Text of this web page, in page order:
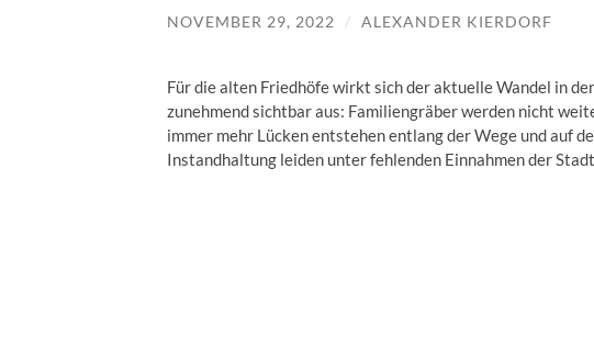
NOVEMBER 29, 2022 / ALEXANDER KIERDORF
Für die alten Friedhöfe wirkt sich der aktuelle Wandel in
zunehmend sichtbar aus: Familiengräber werden nicht
immer mehr Lücken entstehen entlang der Wege und auf
Instandhaltung leiden unter fehlenden Einnahmen der